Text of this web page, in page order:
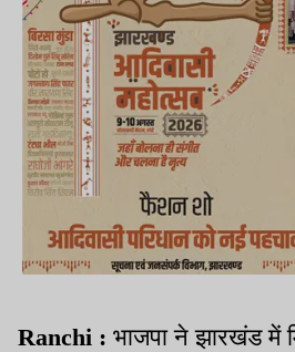
Ranchi : भाजपा ने झारखंड में